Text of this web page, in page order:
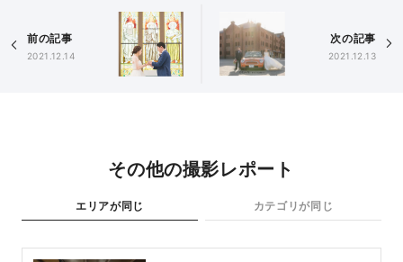
前の記事
2021.12.14
次の記事
2021.12.13
その他の撮影レポート
エリアが同じ カテゴリが同じ